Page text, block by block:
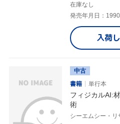
在庫なし
発売年月日：
入荷
中古
書籍
単行本
フィジカルAI:
術
シーエムシー・リ